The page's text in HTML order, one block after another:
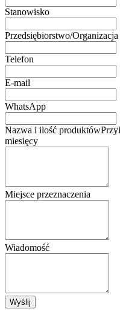
Stanowisko
Przedsiębiorstwo/Organizacja
Telefon
E-mail
WhatsApp
Nazwa i ilość produktów
miesięcy
Miejsce przeznaczenia
Wiadomość
Wyślij